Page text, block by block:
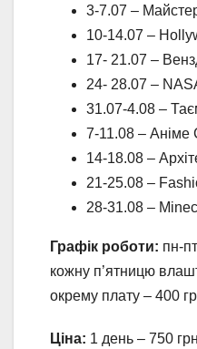
3-7.07 –
10-14.07 –
17- 21.07 –
24- 28.07 –
31.07-4.08 –
7-11.08 – Аніме
14-18.08 –
21-25.08 –
28-31.08 –
Графік роботи: пн-
кожну п’ятницю
окрему плату – 400
Ціна: 1 день – 750